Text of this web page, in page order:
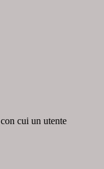
cui un utente